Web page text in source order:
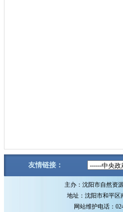
友情链接：
主办：沈阳市自然资
地址：沈阳市和平区
网站维护电话：